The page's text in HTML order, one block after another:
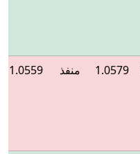
1.0579 منفذ 1.0559